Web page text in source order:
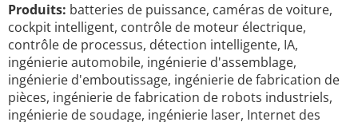
Produits: batteries de puissance, caméras de voiture,
cockpit intelligent, contrôle de moteur électrique,
contrôle de processus, détection intelligente, IA,
ingénierie automobile, ingénierie d'assemblage,
ingénierie d'emboutissage, ingénierie de fabrication de
pièces, ingénierie de fabrication de robots industriels,
ingénierie de soudage, ingénierie laser, Internet des